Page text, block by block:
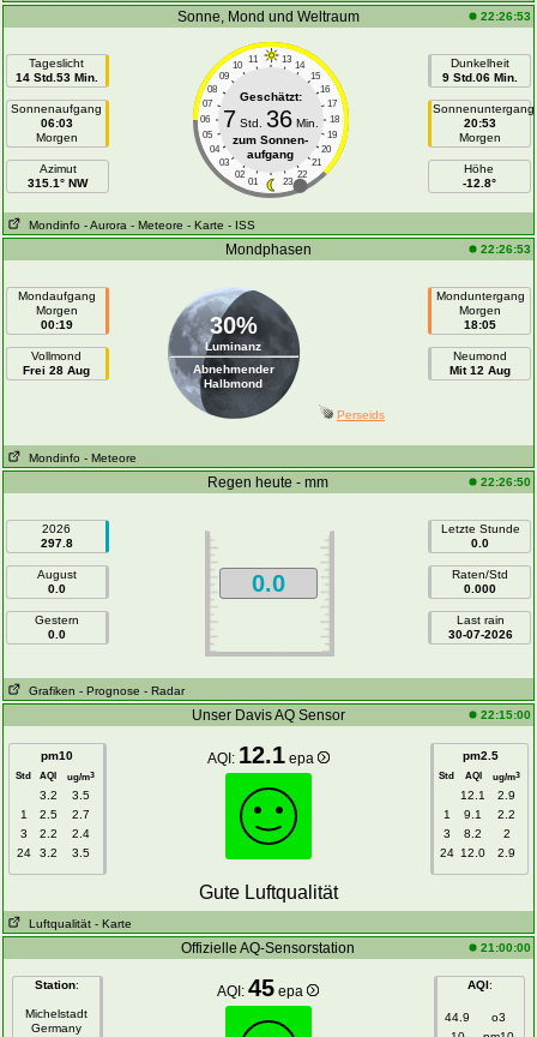
Sonne, Mond und Weltraum 22:26:53
Tageslicht
14 Std.53 Min.
Sonnenaufgang
06:03
Morgen
Azimut
315.1° NW
11 13
10
14
09
15
08
16
07
17
06
18
05
19
04
20
03
21
02
22
01 23
Geschätzt:
7 Std. 36Min.
zum Sonnen-
aufgang
Dunkelheit
9 Std.06 Min.
Sonnenuntergang
20:53
Morgen
Höhe
-12.8°
Mondinfo - Aurora - Meteore - Karte - ISS
Mondphasen 22:26:53
Mondaufgang
Morgen
00:19
Vollmond
Frei 28 Aug
30%
Luminanz
Abnehmender
Halbmond
Monduntergang
Morgen
18:05
Neumond
Mit 12 Aug
Perseids
Mondinfo - Meteore
Regen heute - mm 22:26:50
2026
297.8
August
0.0
Gestern
0.0
0.0
Letzte Stunde
0.0
Raten/Std
0.000
Last rain
30-07-2026
Grafiken - Prognose - Radar
Unser Davis AQ Sensor 22:15:00
pm10
Std AQI ug/m3
3.2
3.5
1
2.5
2.7
3
2.2
2.4
24
3.2 3.5
AQI: 12.1 epa pm2.5
Std AQI ug/m3
12.1
2.9
1
9.1
2.2
3
8.2
2
24 12.0 2.9
Gute Luftqualität
Luftqualität - Karte
Offizielle AQ-Sensorstation 21:00:00
Station:
Michelstadt
Germany
AQI:45 epa AQI:
44.9
o3